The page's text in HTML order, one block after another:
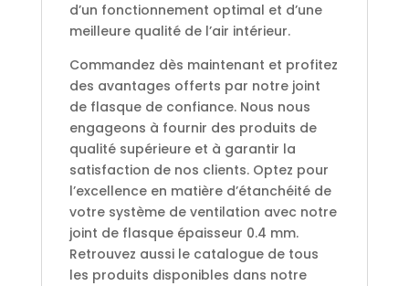
d’un fonctionnement optimal et d’une
meilleure qualité de l’air intérieur.
Commandez dès maintenant et profitez
des avantages offerts par notre joint
de flasque de confiance. Nous nous
engageons à fournir des produits de
qualité supérieure et à garantir la
satisfaction de nos clients. Optez pour
l’excellence en matière d’étanchéité de
votre système de ventilation avec notre
joint de flasque épaisseur 0.4 mm.
Retrouvez aussi le catalogue de tous
les produits disponibles dans notre